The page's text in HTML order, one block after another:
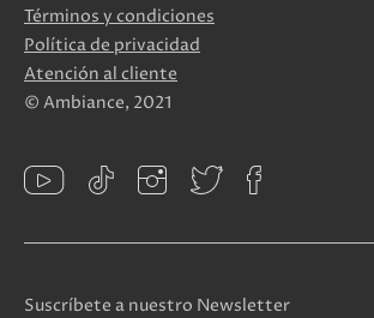
Términos y condiciones
Política de privacidad
Atención al cliente
© Ambiance, 2021
Suscríbete a nuestro Newsletter